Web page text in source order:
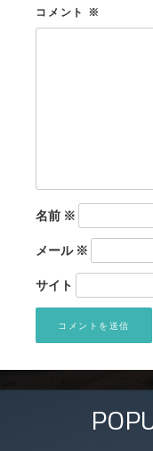
コメント ※
名前 ※
メール※
サイト